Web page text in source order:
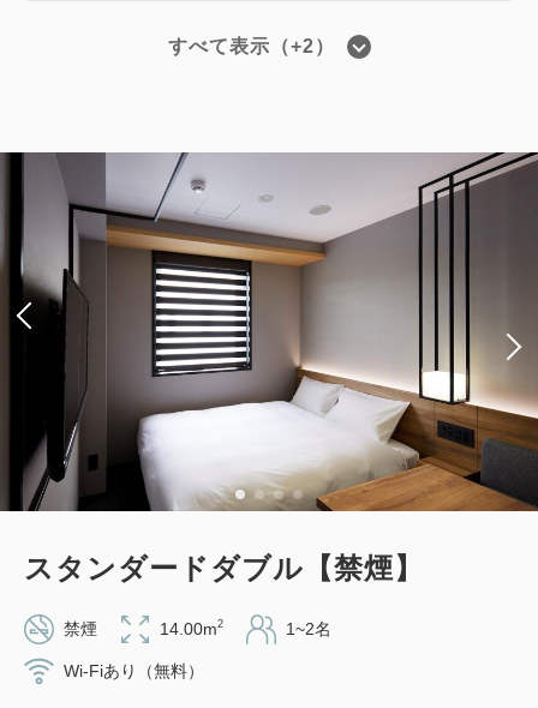
大人1名
室
税・手数料込
合計 20,613円
プラン《素泊り》【ロングステイ特典
付】※予約確定後キャンセル規定適用
獲得ポイント 206~
素泊まり Web決済
in 14:00~ 26:00 / out 11:00まで
残り 1 室 詳細 今すぐ予約
すべて表示（+2）
スタンダードダブル【禁煙】
禁煙 14.00m2 1~2名
Wi-Fiあり（無料）